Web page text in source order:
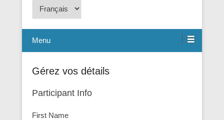
Choisir
une
langue
Menu
Gérez vos détails
Participant Info
First Name